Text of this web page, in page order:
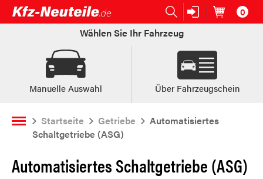
Open submenu (Ersatzteile:)
Ersatzteile: Artikel im
0
Wählen Sie Ihr Fahrzeug
Manuelle Auswahl Über Fahrzeugschein
Startseite Getriebe
Automatisiertes
Schaltgetriebe (ASG)
Automatisiertes Schaltgetriebe (ASG)